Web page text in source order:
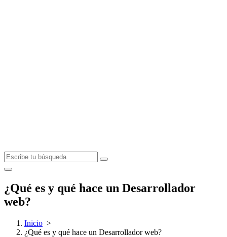
¿Qué es y qué hace un Desarrollador
web?
Inicio >
¿Qué es y qué hace un Desarrollador web?